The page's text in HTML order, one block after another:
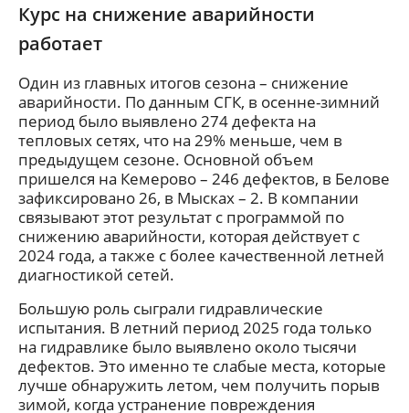
Курс на снижение аварийности
работает
Один из главных итогов сезона – снижение
аварийности. По данным СГК, в осенне-зимний
период было выявлено 274 дефекта на
тепловых сетях, что на 29% меньше, чем в
предыдущем сезоне. Основной объем
пришелся на Кемерово – 246 дефектов, в Белове
зафиксировано 26, в Мысках – 2. В компании
связывают этот результат с программой по
снижению аварийности, которая действует с
2024 года, а также с более качественной летней
диагностикой сетей.
Большую роль сыграли гидравлические
испытания. В летний период 2025 года только
на гидравлике было выявлено около тысячи
дефектов. Это именно те слабые места, которые
лучше обнаружить летом, чем получить порыв
зимой, когда устранение повреждения